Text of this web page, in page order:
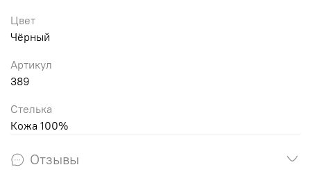
Цвет
Чёрный
Артикул
389
Стелька
Кожа 100%
Отзывы